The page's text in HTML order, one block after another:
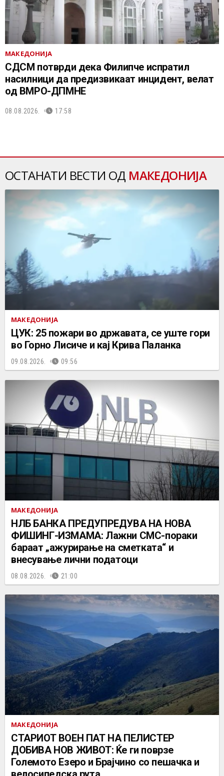
МАКЕДОНИЈА
СДСМ потврди дека Филипче испратил
насилници да предизвикаат инцидент, велат
од ВМРО-ДПМНЕ
08.08.2026. 17:58
ОСТАНАТИ ВЕСТИ ОД МАКЕДОНИЈА
МАКЕДОНИЈА
ЦУК: 25 пожари во државата, се уште гори
во Горно Лисиче и кај Крива Паланка
09.08.2026. 09:56
МАКЕДОНИЈА
НЛБ БАНКА ПРЕДУПРЕДУВА НА НОВА
ФИШИНГ-ИЗМАМА: Лажни СМС-пораки
бараат „ажурирање на сметката“ и
внесување лични податоци
08.08.2026. 21:00
МАКЕДОНИЈА
СТАРИОТ ВОЕН ПАТ НА ПЕЛИСТЕР
ДОБИВА НОВ ЖИВОТ: Ќе ги поврзе
Големото Езеро и Брајчино со пешачка и